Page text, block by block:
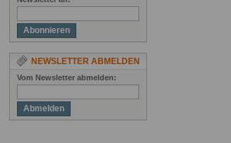
Abonnieren
NEWSLETTER ABMELDEN
Vom Newsletter abmelden:
Abmelden